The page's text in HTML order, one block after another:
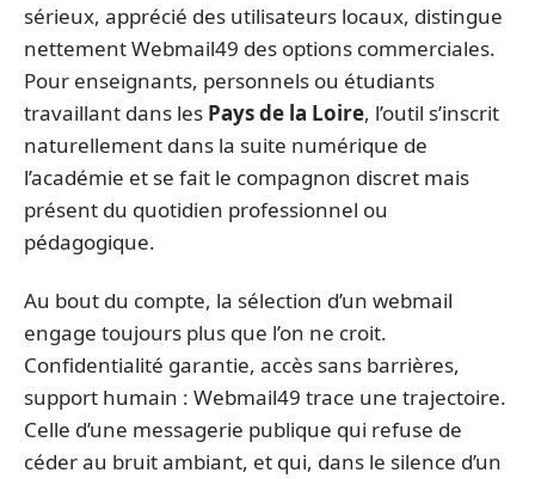
sérieux, apprécié des utilisateurs locaux, distingue
nettement Webmail49 des options commerciales.
Pour enseignants, personnels ou étudiants
travaillant dans les Pays de la Loire, l’outil s’inscrit
naturellement dans la suite numérique de
l’académie et se fait le compagnon discret mais
présent du quotidien professionnel ou
pédagogique.
Au bout du compte, la sélection d’un webmail
engage toujours plus que l’on ne croit.
Confidentialité garantie, accès sans barrières,
support humain : Webmail49 trace une trajectoire.
Celle d’une messagerie publique qui refuse de
céder au bruit ambiant, et qui, dans le silence d’un